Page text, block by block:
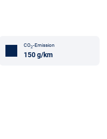
CO2-Emission
150 g/km